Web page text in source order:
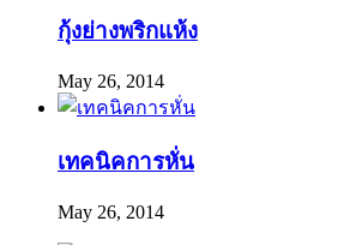
กุ้งย่างพริกแห้ง
May 26, 2014
เทคนิคการหั่น
May 26, 2014